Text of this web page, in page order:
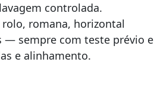
controlada.
romana, horizontal
— sempre com teste prévio e
e alinhamento.